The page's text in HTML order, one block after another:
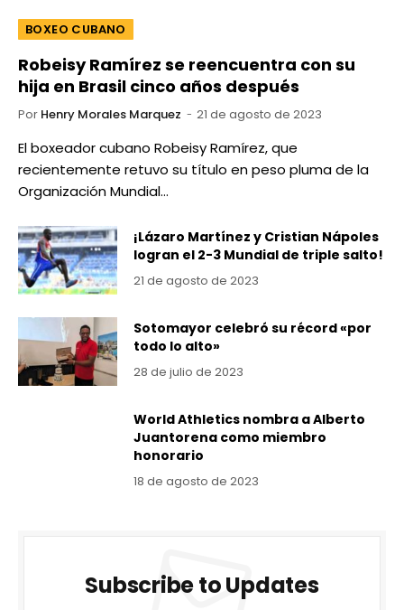
BOXEO CUBANO
Robeisy Ramírez se reencuentra con su
hija en Brasil cinco años después
Por Henry Morales Marquez 21 de agosto de 2023
El boxeador cubano Robeisy Ramírez, que
recientemente retuvo su título en peso pluma de la
Organización Mundial…
¡Lázaro Martínez y Cristian Nápoles
logran el 2-3 Mundial de triple salto!
21 de agosto de 2023
Sotomayor celebró su récord «por
todo lo alto»
28 de julio de 2023
World Athletics nombra a Alberto
Juantorena como miembro
honorario
18 de agosto de 2023
Subscribe to Updates